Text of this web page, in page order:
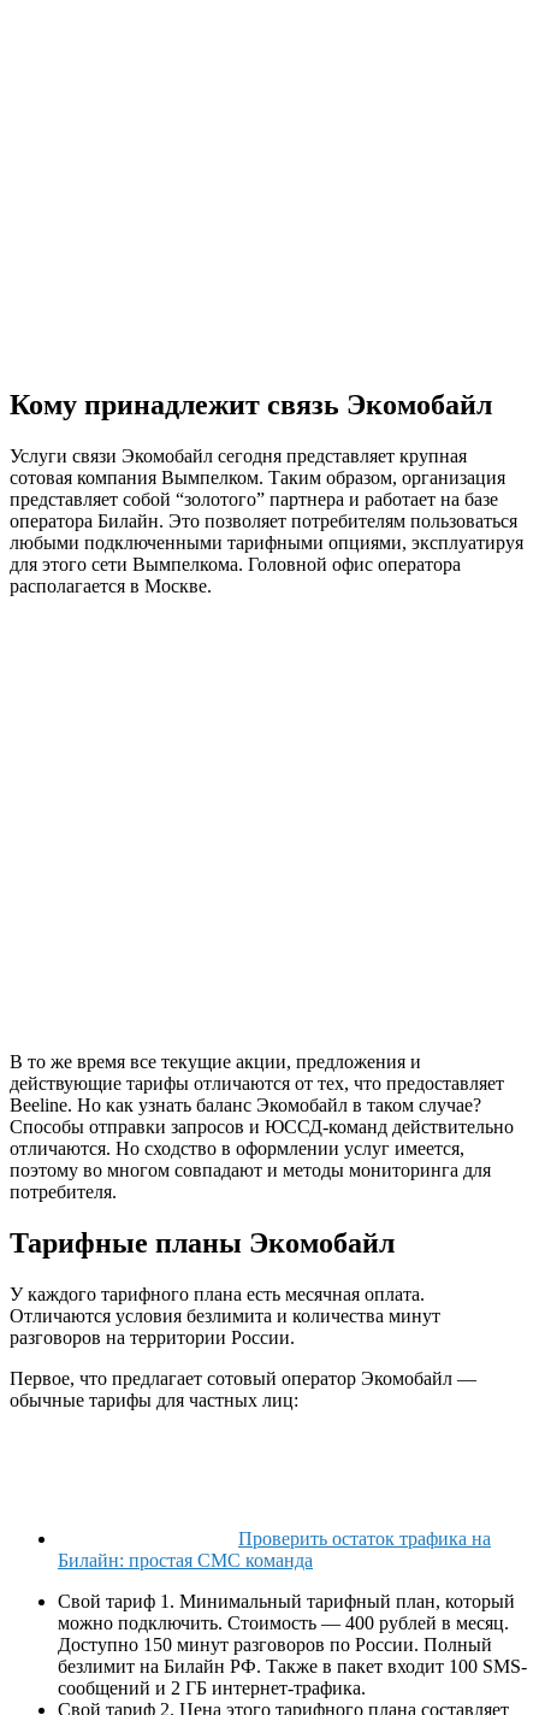
Кому принадлежит связь Экомобайл
Услуги связи Экомобайл сегодня представляет крупная
сотовая компания Вымпелком. Таким образом, организация
представляет собой “золотого” партнера и работает на базе
оператора Билайн. Это позволяет потребителям пользоваться
любыми подключенными тарифными опциями, эксплуатируя
для этого сети Вымпелкома. Головной офис оператора
располагается в Москве.
В то же время все текущие акции, предложения и
действующие тарифы отличаются от тех, что предоставляет
Beeline. Но как узнать баланс Экомобайл в таком случае?
Способы отправки запросов и ЮССД-команд действительно
отличаются. Но сходство в оформлении услуг имеется,
поэтому во многом совпадают и методы мониторинга для
потребителя.
Тарифные планы Экомобайл
У каждого тарифного плана есть месячная оплата.
Отличаются условия безлимита и количества минут
разговоров на территории России.
Первое, что предлагает сотовый оператор Экомобайл —
обычные тарифы для частных лиц:
Проверить остаток трафика на
Билайн: простая СМС команда
Свой тариф 1. Минимальный тарифный план, который
можно подключить. Стоимость — 400 рублей в месяц.
Доступно 150 минут разговоров по России. Полный
безлимит на Билайн РФ. Также в пакет входит 100 SMS-
сообщений и 2 ГБ интернет-трафика.
Свой тариф 2. Цена этого тарифного плана составляет